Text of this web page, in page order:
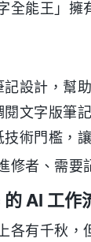
全能王」
記設計，幫
閱文字版筆
技術門檻，
修者、需要
AI 工作
各有千秋